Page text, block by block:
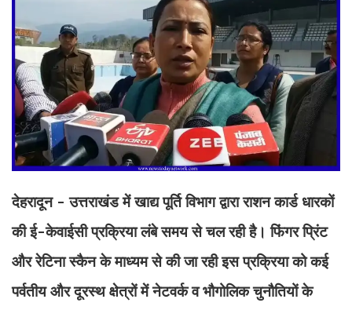
देहरादून - उत्तराखंड में खाद्य पूर्ति विभाग द्वारा राशन कार्ड धारकों
की ई-केवाईसी प्रक्रिया लंबे समय से चल रही है। फिंगर प्रिंट
और रेटिना स्कैन के माध्यम से की जा रही इस प्रक्रिया को कई
पर्वतीय और दूरस्थ क्षेत्रों में नेटवर्क व भौगोलिक चुनौतियों के